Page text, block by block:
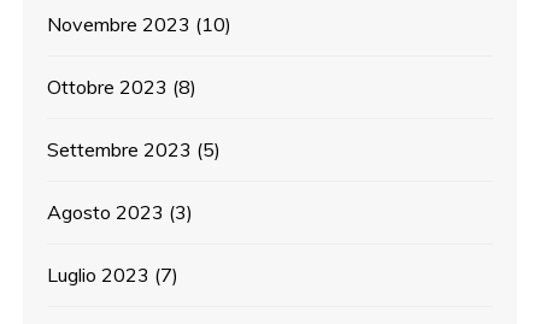
Novembre 2023 (10)
Ottobre 2023 (8)
Settembre 2023 (5)
Agosto 2023 (3)
Luglio 2023 (7)